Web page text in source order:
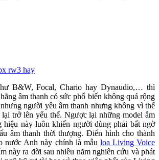
B&W, Focal, Chario hay Dynaudio,… thì
âm thanh có sức phổ biến không quá rộng
người yêu âm thanh nhưng không vì thế
trở lên yếu thế. Ngược lại những model âm
hiệu này luôn khiến người dùng phải bất ngờ
âm thanh thời thượng. Điển hình cho thành
nước Anh này chính là mẫu loa Living Voice
này ra đời sau nhiều năm nghiên cứu và phát